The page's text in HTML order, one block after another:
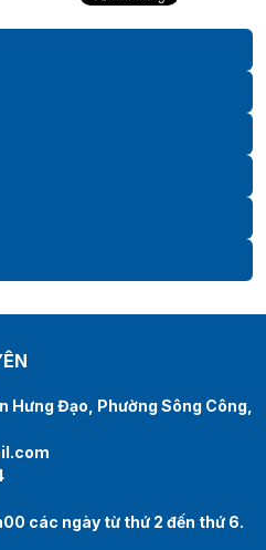
Hưng Đạo, Phường Sông Công,
các ngày từ thứ 2 đến thứ 6.